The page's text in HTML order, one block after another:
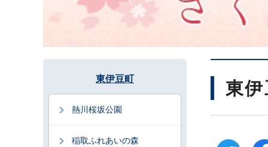
東
東伊豆町
熱川桜坂公園
稲取ふれあいの森